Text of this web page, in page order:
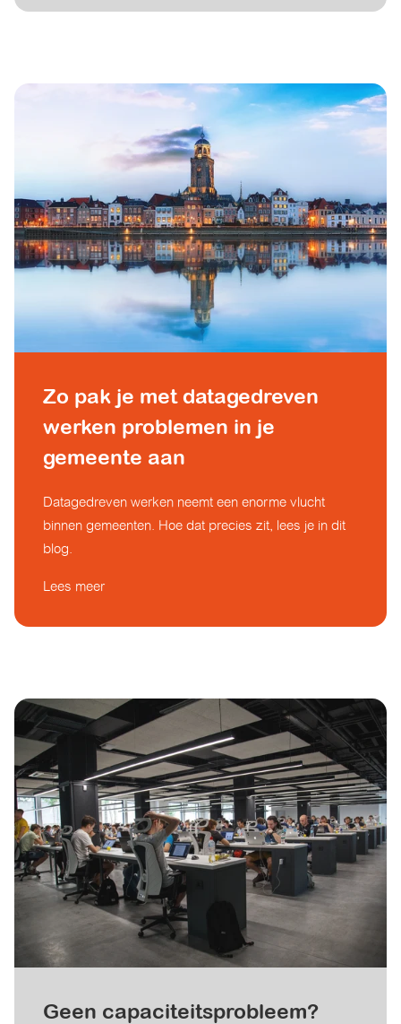
Zo pak je met datagedreven
werken problemen in je
gemeente aan
Datagedreven werken neemt een enorme vlucht
binnen gemeenten. Hoe dat precies zit, lees je in dit
blog.
Lees meer
Geen capaciteitsprobleem?